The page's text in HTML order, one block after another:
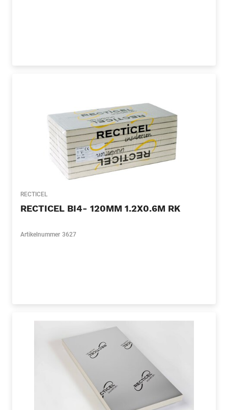
RECTICEL
RECTICEL BI4- 120MM 1.2X0.6M RK
Artikelnummer 3627